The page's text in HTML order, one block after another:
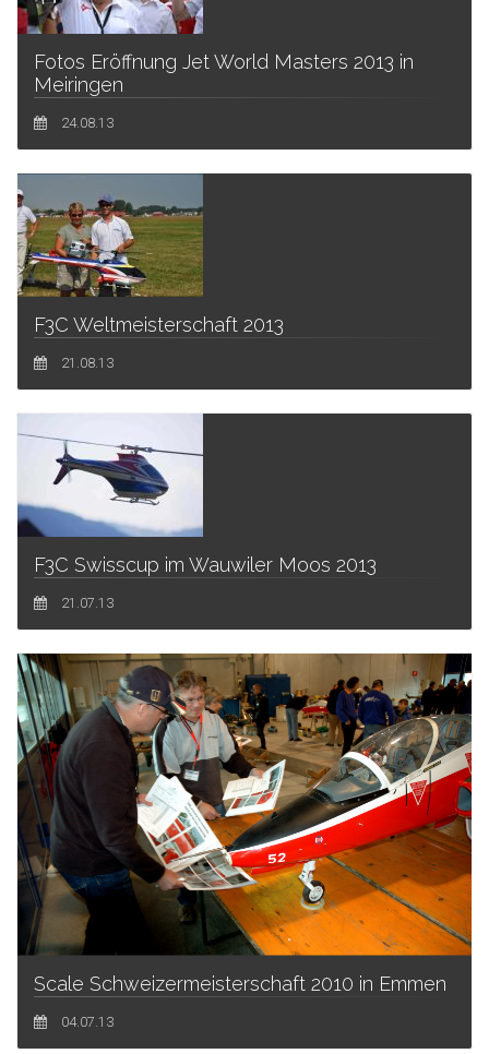
Fotos Eröffnung Jet World Masters 2013 in
Meiringen
24.08.13
F3C Weltmeisterschaft 2013
21.08.13
F3C Swisscup im Wauwiler Moos 2013
21.07.13
Scale Schweizermeisterschaft 2010 in Emmen
04.07.13